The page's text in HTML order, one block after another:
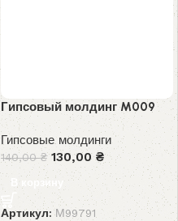
Гипсовый молдинг M009
Гипсовые молдинги
140,00₴ 130,00₴
В корзину
Артикул:М99791